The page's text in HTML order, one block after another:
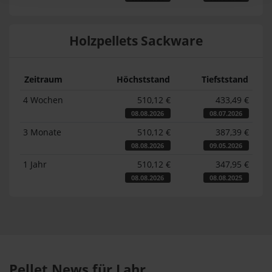
Holzpellets Sackware
Zeitraum Höchststand
Tiefststand
4 Wochen
510,12 €
08.08.2026
433,49 €
08.07.2026
3 Monate 510,12 €
08.08.2026
387,39 €
09.05.2026
1 Jahr 510,12 €
08.08.2026
347,95 €
08.08.2025